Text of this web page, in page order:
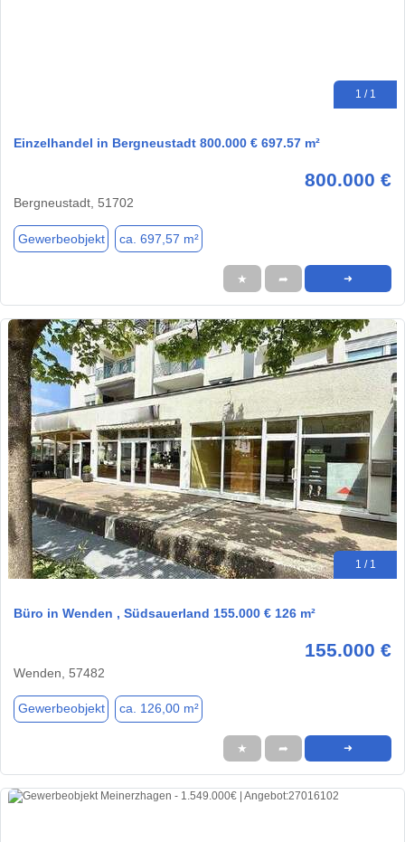
1 / 1
Einzelhandel in Bergneustadt 800.000 € 697.57 m²
800.000 €
Bergneustadt, 51702
Gewerbeobjekt ca. 697,57 m²
★ ➦ ➜
1 / 1
Büro in Wenden , Südsauerland 155.000 € 126 m²
155.000 €
Wenden, 57482
Gewerbeobjekt ca. 126,00 m²
★ ➦ ➜